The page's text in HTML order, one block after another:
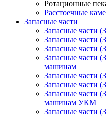
Ротационные
Расстоечные
Запасные части
Запасные части
Запасные части
Запасные части
Запасные части
машинам
Запасные части
Запасные части
Запасные части
машинам УКМ
Запасные части